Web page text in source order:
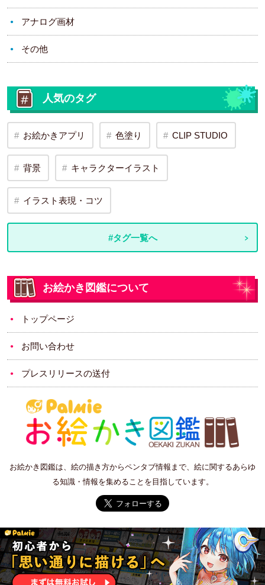
アナログ画材
その他
人気のタグ
お絵かきアプリ 色塗り CLIP STUDIO
背景 キャラクターイラスト
イラスト表現・コツ
#タグ一覧へ
お絵かき図鑑について
トップページ
お問い合わせ
プレスリリースの送付
お絵かき図鑑は、絵の描き方からペンタブ情報まで、絵に関するあらゆ
る知識・情報を集めることを目指しています。